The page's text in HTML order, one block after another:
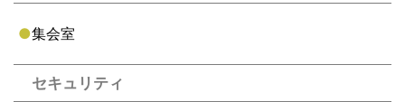
●集会室
セキュリティ